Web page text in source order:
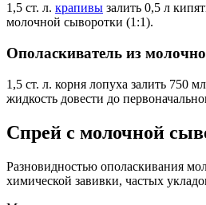
1,5 ст. л. крапивы залить 0,5 л
молочной сыворотки (1:1).
Ополаскиватель из
1,5 ст. л. корня лопуха залить 750
жидкость довести до
Спрей с молочной
Разновидностью ополаскивания
химической завивки, частых